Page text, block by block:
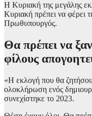
Η Κυριακή της μεγάλης
Κυριακή πρέπει να φέρει
Πρωθυπουργός.
Θα πρέπει να
φίλους
«Η εκλογή που θα
ολοκλήρωση ενός
συνεχίστηκε το 2023.